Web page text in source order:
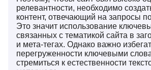
релевантности, необходимо
контент, отвечающий на запросы
Это значит использование
связанных с тематикой сайта в
и мета-тегах. Однако важно
перегруженности ключевыми
стремиться к естественности